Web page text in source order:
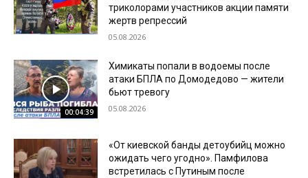
триколорами участников акции памяти
жертв репрессий
05.08.2026
00:04:39
Химикаты попали в водоемы после
атаки БПЛА по Домодедово — жители
бьют тревогу
05.08.2026
«От киевской банды детоубийц можно
ожидать чего угодно». Памфилова
встретилась с Путиным после